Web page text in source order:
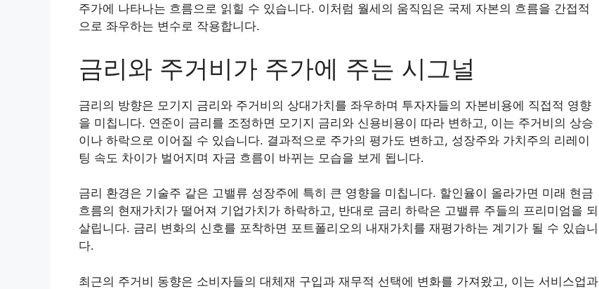
주가에 나타나는 흐름으로 읽힐 수 있습니다. 이처럼 월세의 움직임은 국제 자본의 흐름을 간접적
으로 좌우하는 변수로 작용합니다.
금리와 주거비가 주가에 주는 시그널
금리의 방향은 모기지 금리와 주거비의 상대가치를 좌우하며 투자자들의 자본비용에 직접적 영향
을 미칩니다. 연준이 금리를 조정하면 모기지 금리와 신용비용이 따라 변하고, 이는 주거비의 상승
이나 하락으로 이어질 수 있습니다. 결과적으로 주가의 평가도 변하고, 성장주와 가치주의 리레이
팅 속도 차이가 벌어지며 자금 흐름이 바뀌는 모습을 보게 됩니다.
금리 환경은 기술주 같은 고밸류 성장주에 특히 큰 영향을 미칩니다. 할인율이 올라가면 미래 현금
흐름의 현재가치가 떨어져 기업가치가 하락하고, 반대로 금리 하락은 고밸류 주들의 프리미엄을 되
살립니다. 금리 변화의 신호를 포착하면 포트폴리오의 내재가치를 재평가하는 계기가 될 수 있습니
다.
최근의 주거비 동향은 소비자들의 대체재 구입과 재무적 선택에 변화를 가져왔고, 이는 서비스업과